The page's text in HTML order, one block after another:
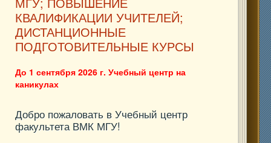
КВАЛИФИКАЦИИ УЧИТЕЛЕЙ;
ДИСТАНЦИОННЫЕ
ПОДГОТОВИТЕЛЬНЫЕ КУРСЫ
До 1 сентября 2026 г. Учебный центр на
каникулах
Добро пожаловать в Учебный центр
факультета ВМК МГУ!